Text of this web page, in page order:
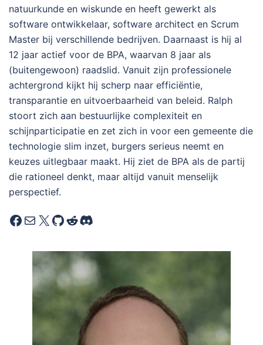
natuurkunde en wiskunde en heeft gewerkt als
software ontwikkelaar, software architect en Scrum
Master bij verschillende bedrijven. Daarnaast is hij al
12 jaar actief voor de BPA, waarvan 8 jaar als
(buitengewoon) raadslid. Vanuit zijn professionele
achtergrond kijkt hij scherp naar efficiëntie,
transparantie en uitvoerbaarheid van beleid. Ralph
stoort zich aan bestuurlijke complexiteit en
schijnparticipatie en zet zich in voor een gemeente die
technologie slim inzet, burgers serieus neemt en
keuzes uitlegbaar maakt. Hij ziet de BPA als de partij
die rationeel denkt, maar altijd vanuit menselijk
perspectief.
Facebook E-mail X GitHub Reddit Discord